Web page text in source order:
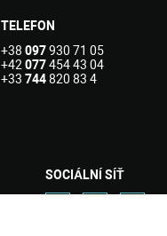
TELEFON
+38097930 71 05
+42077454 43 04
+33744820 83 4
SOCIÁLNÍ SÍŤ